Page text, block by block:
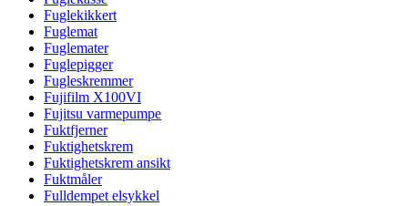
Fuglekikkert
Fuglemat
Fuglemater
Fuglepigger
Fugleskremmer
Fujifilm X100VI
Fujitsu varmepumpe
Fuktfjerner
Fuktighetskrem
Fuktighetskrem ansikt
Fuktmåler
Fulldempet elsykkel